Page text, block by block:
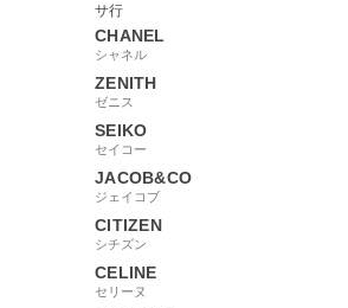
サ行
CHANEL
シャネル
ZENITH
ゼニス
SEIKO
セイコー
JACOB&CO
ジェイコブ
CITIZEN
シチズン
CELINE
セリーヌ